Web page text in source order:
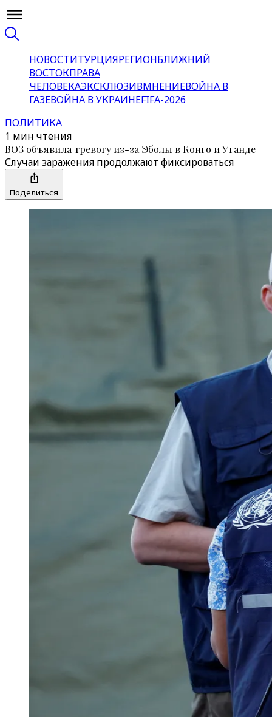
НОВОСТИТУРЦИЯРЕГИОНБЛИЖНИЙ
ВОСТОКПРАВА
ЧЕЛОВЕКАЭКСКЛЮЗИВМНЕНИЕВОЙНА В
ГАЗЕВОЙНА В УКРАИНЕFIFA-2026
ПОЛИТИКА
1 мин чтения
ВОЗ объявила тревогу из-за Эболы в Конго и Уганде
Случаи заражения продолжают фиксироваться
Поделиться